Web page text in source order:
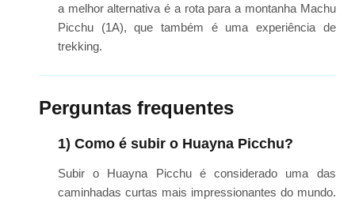
a melhor alternativa é a rota para a montanha Machu
Picchu (1A), que também é uma experiência de
trekking.
Perguntas frequentes
1) Como é subir o Huayna Picchu?
Subir o Huayna Picchu é considerado uma das
caminhadas curtas mais impressionantes do mundo.